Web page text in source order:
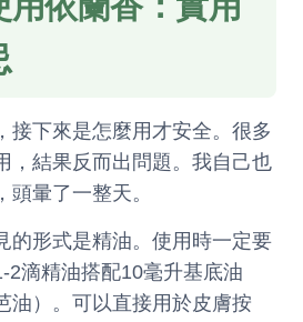
接下來是怎麼用才安全。很多
，結果反而出問題。我自己也
暈了一整天。
的形式是精油。使用時一定要
2滴精油搭配10毫升基底油
油）。可以直接用於皮膚按